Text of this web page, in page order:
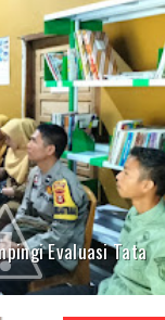
Evaluasi Tata